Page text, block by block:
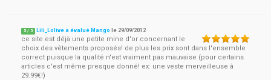
5 / 5 Lili_Lolive a évalué Mango le 29/09/2012
ce site est déjà une petite mine d'or concernant le
choix des vêtements proposés! de plus les prix sont dans l'ensemble
correct puisque la qualité n'est vraiment pas mauvaise (pour certains
articles c'est même presque donné! ex: une veste merveilleuse à
29.99€!)